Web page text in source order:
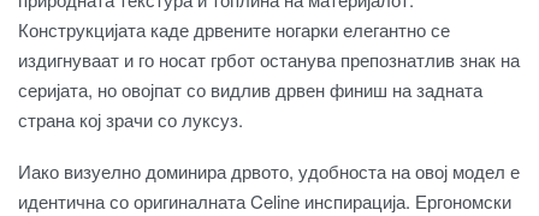
Конструкцијата каде дрвените ногарки елегантно се
издигнуваат и го носат грбот останува препознатлив знак на
серијата, но овојпат со видлив дрвен финиш на задната
страна кој зрачи со луксуз.
Иако визуелно доминира дрвото, удобноста на овој модел е
идентична со оригиналната Celine инспирација. Ергономски